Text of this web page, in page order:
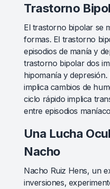
Trastorno
El trastorno bipolar se
formas. El trastorno
episodios de manía y
trastorno bipolar dos
hipomanía y
implica cambios de
ciclo rápido implica
entre episodios
Una Lucha
Nacho
Nacho Ruiz Hens, un
inversiones,